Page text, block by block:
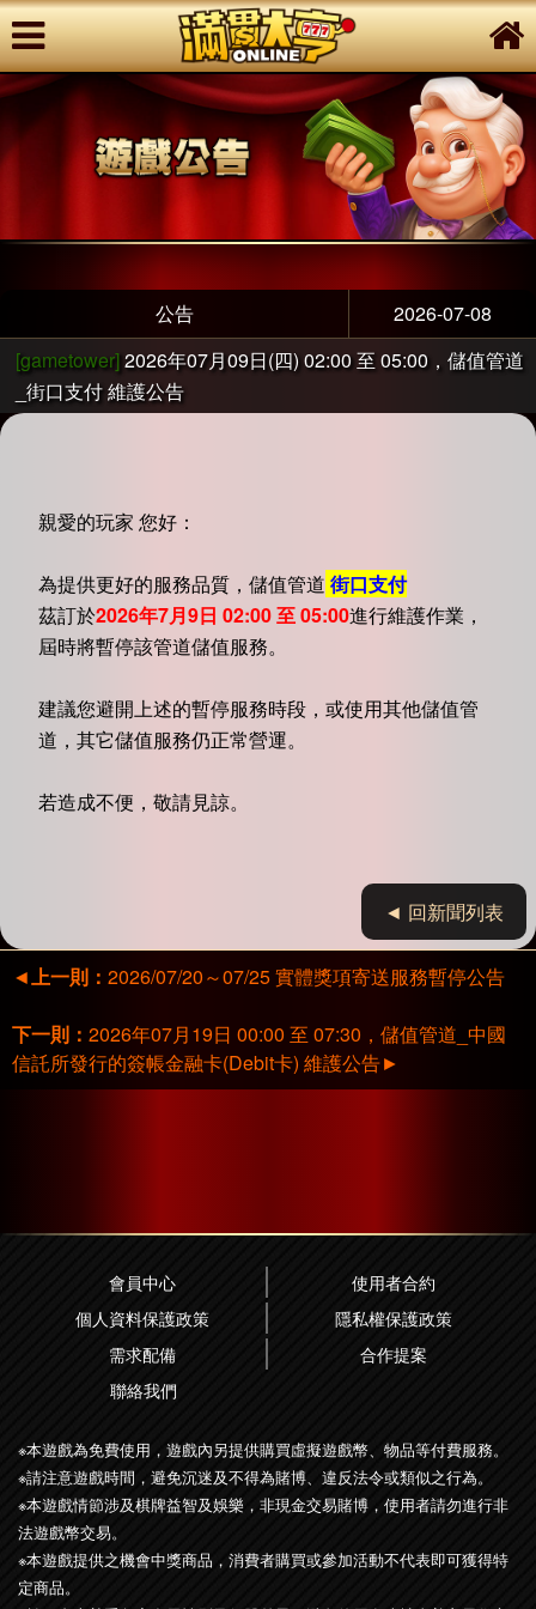
公告
2026-07-08
[gametower]2026年07月09日(四) 02:00 至 05:00，儲值管道
_街口支付 維護公告
親愛的玩家 您好：
為提供更好的服務品質，儲值管道 街口支付
茲訂於2026年7月9日 02:00 至 05:00進行維護作業，
屆時將暫停該管道儲值服務。
建議您避開上述的暫停服務時段，或使用其他儲值管
道，其它儲值服務仍正常營運。
若造成不便，敬請見諒。
◄ 回新聞列表
◄上一則： 2026/07/20～07/25 實體獎項寄送服務暫停公告
下一則： 2026年07月19日 00:00 至 07:30，儲值管道_中國
信託所發行的簽帳金融卡(Debit卡) 維護公告►
會員中心
使用者合約
個人資料保護政策
隱私權保護政策
需求配備
合作提案
聯絡我們
※本遊戲為免費使用，遊戲內另提供購買虛擬遊戲幣、物品等付費服務。
※請注意遊戲時間，避免沉迷及不得為賭博、違反法令或類似之行為。
※本遊戲情節涉及棋牌益智及娛樂，非現金交易賭博，使用者請勿進行非
法遊戲幣交易。
※本遊戲提供之機會中獎商品，消費者購買或參加活動不代表即可獲得特
定商品。